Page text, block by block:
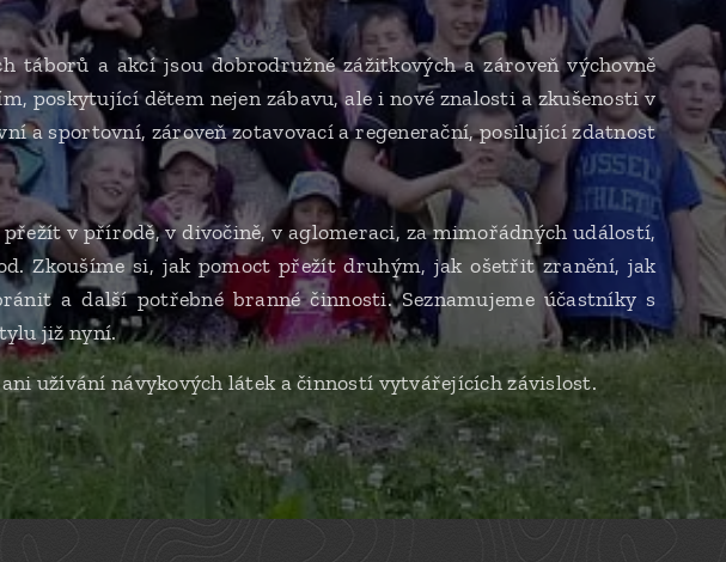
táborů a akcí jsou dobrodružné zážitkových a zároveň výchovně
poskytující dětem nejen zábavu, ale i nové znalosti a zkušenosti v
a sportovní, zároveň zotavovací a regenerační, posilující zdatnost
v přírodě, v divočině, v aglomeraci, za mimořádných událostí,
Zkoušíme si, jak pomoct přežít druhým, jak ošetřit zranění, jak
a další potřebné branné činnosti. Seznamujeme účastníky s
již nyní.
užívání návykových látek a činností vytvářejících závislost.